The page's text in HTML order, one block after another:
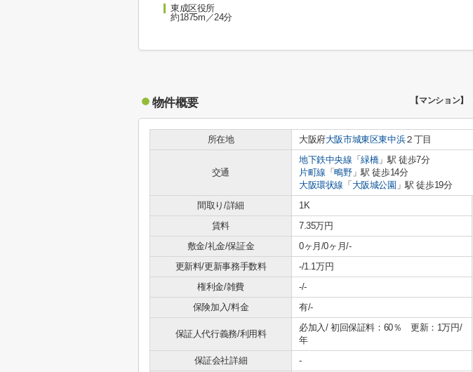
東成区役所
約1875m／24分
物件概要 【マンション】
所在地 大阪府大阪市城東区東中浜２丁目
交通
地下鉄中央線 「緑橋」駅 徒歩7分
片町線 「鴫野」駅 徒歩14分
大阪環状線 「 大阪城公園 」駅 徒歩19分
間取り/詳細
1K
賃料
7.35万円
敷金/礼金/保証金
0ヶ月/0ヶ月/-
更新料/更新事務手数料
-/1.1万円
権利金/雑費
-/-
保険加入/料金
有/-
保証人代行義務/利用料
必加入/初回保証料：60％ 更新：1万円/
年
保証会社詳細 -